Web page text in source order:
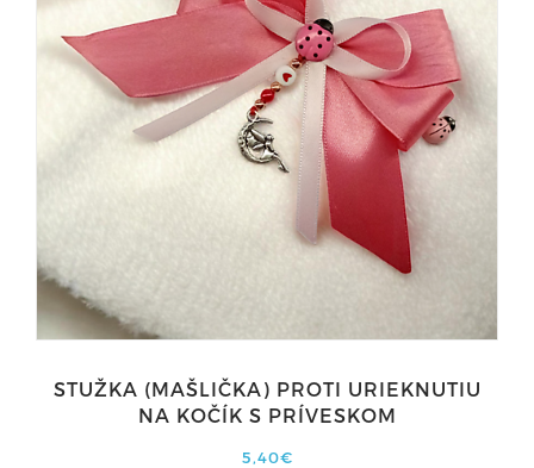
STUŽKA (MAŠLIČKA) PROTI URIEKNUTIU
NA KOČÍK S PRÍVESKOM
5,40€